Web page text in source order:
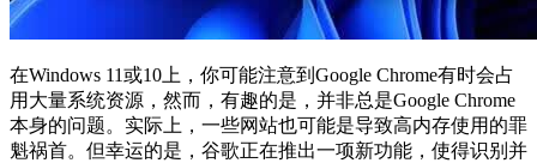
在Windows 11或10上，你可能注意到Google Chrome有时会占
用大量系统资源，然而，有趣的是，并非总是Google Chrome
本身的问题。实际上，一些网站也可能是导致高内存使用的罪
魁祸首。但幸运的是，谷歌正在推出一项新功能，使得识别并